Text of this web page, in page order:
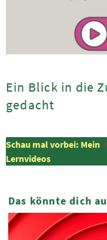
Ein Blick in die
gedacht
Schau mal vorbei: Mein
Lernvideos
Das könnte dich